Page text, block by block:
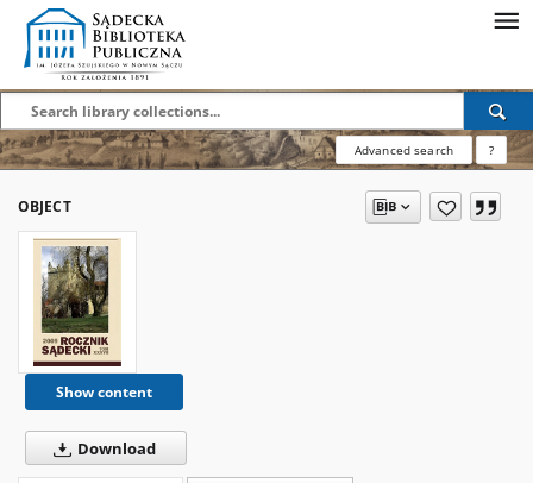
Advanced search ?
OBJECT
Show content
Download